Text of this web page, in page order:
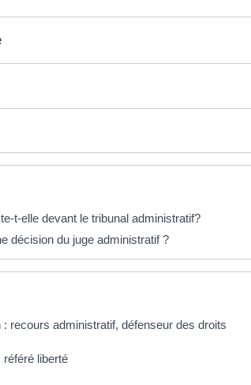
t-elle devant le tribunal administratif?
décision du juge administratif ?
recours administratif, défenseur des droits
référé liberté